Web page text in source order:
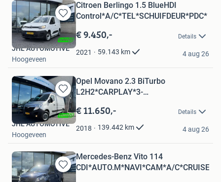
Bewaren
in
Mijn
Favorieten
Citroen Berlingo 1.5 BlueHDI
Control*A/C*TEL*SCHUIFDEUR*PDC*
€ 9.450,- Details
2021 59.143 km
JHL AUTOMOTIVE
Hoogeveen
4 aug 26
Bewaren
in
Mijn
Favorieten
Opel Movano 2.3 BiTurbo
L2H2*CARPLAY*3-
€ 11.650,- Details
2018 139.442 km
JHL AUTOMOTIVE
Hoogeveen
4 aug 26
Bewaren
Mercedes-Benz Vito 114
CDI*AUTO.M*NAVI*CAM*A/